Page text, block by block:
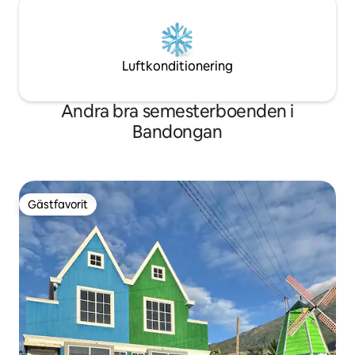
Luftkonditionering
Andra bra semesterboenden i
Bandongan
Gästfavorit
Gästfavorit